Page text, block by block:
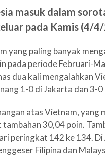
masuk dalam
pada Kamis (4/
yang paling banyak
pada periode Februari-
dua kali mengalahkan
1-0 di Jakarta dan 3-0
atas Vietnam, yang
30,04 poin.
peringkat 142 ke 134.
Filipina dan